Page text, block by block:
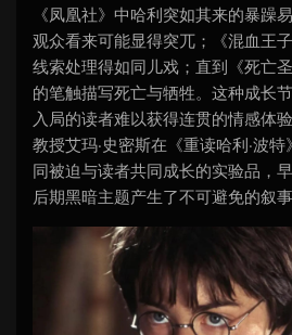
《凤凰社》中哈利突如其来的暴躁
观众看来可能显得突兀；《混血王
线索处理得如同儿戏；直到《死亡
的笔触描写死亡与牺牲。这种成长
入局的读者难以获得连贯的情感体
教授艾玛·史密斯在《重读哈利·波
同被迫与读者共同成长的实验品，
后期黑暗主题产生了不可避免的叙